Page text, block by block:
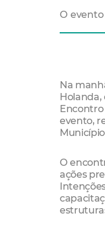
O
Na
Holanda,
Encontro
evento,
O
ações